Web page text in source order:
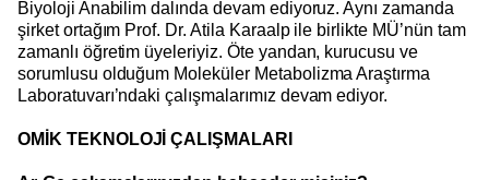
Biyoloji Anabilim dalında devam ediyoruz. Aynı zamanda
şirket ortağım Prof. Dr. Atila Karaalp ile birlikte MÜ’nün tam
zamanlı öğretim üyeleriyiz. Öte yandan, kurucusu ve
sorumlusu olduğum Moleküler Metabolizma Araştırma
Laboratuvarı’ndaki çalışmalarımız devam ediyor.
OMİK TEKNOLOJİ ÇALIŞMALARI